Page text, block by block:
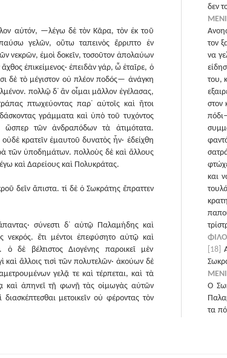
αὐτόν, —λέγω δὲ τὸν Κᾶρα, τὸν ἐκ τοῦ
γελῶν, οὕτω ταπεινὸς ἔρριπτο ἐν
νεκρῶν, ἐμοὶ δοκεῖν, τοσοῦτον ἀπολαύων
ἐπικείμενος· ἐπειδὰν γάρ, ὦ ἑταῖρε, ὁ
δὲ τὸ μέγιστον οὐ πλέον ποδός— ἀνάγκη
πολλῷ δ᾽ ἂν οἶμαι μᾶλλον ἐγέλασας,
πτωχεύοντας παρ᾽ αὐτοῖς καὶ ἤτοι
γράμματα καὶ ὑπὸ τοῦ τυχόντος
ὥσπερ τῶν ἀνδραπόδων τὰ ἀτιμότατα.
κρατεῖν ἐμαυτοῦ δυνατὸς ἦν· ἐδείχθη
τῶν ὑποδημάτων. πολλοὺς δὲ καὶ ἄλλους
καὶ Δαρείους καὶ Πολυκράτας.
δεῖν ἄπιστα. τί δὲ ὁ Σωκράτης ἔπραττεν
σύνεστι δ᾽ αὐτῷ Παλαμήδης καὶ
νεκρός. ἔτι μέντοι ἐπεφύσητο αὐτῷ καὶ
δὲ βέλτιστος Διογένης παροικεῖ μὲν
ἄλλοις τισὶ τῶν πολυτελῶν· ἀκούων δὲ
γελᾷ τε καὶ τέρπεται, καὶ τὰ
καὶ ἀπηνεῖ τῇ φωνῇ τὰς οἰμωγὰς αὐτῶν
μετοικεῖν οὐ φέροντας τὸν
δεν
τον
να
του,
στον
και
[18]
Ο
τα